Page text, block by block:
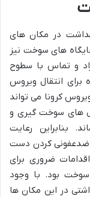
در مکان های
های سوخت نیز
و تماس با سطوح
برای انتقال ویروس
کرونا می تواند
های سوخت گیری و
بنابراین رعایت
ضدعفونی کردن دست
ضروری برای
سوخت بود. با وجود
در این مکان ها